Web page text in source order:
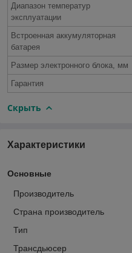
Диапазон температур
эксплуатации
Встроенная аккумуляторная
батарея
Размер электронного блока, мм
Гарантия
Скрыть
Характеристики
Основные
Производитель
Страна производитель
Тип
Трансдьюсер